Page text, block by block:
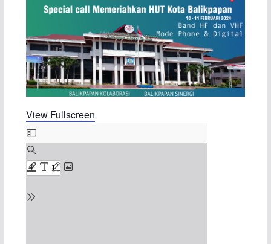
View Fullscreen